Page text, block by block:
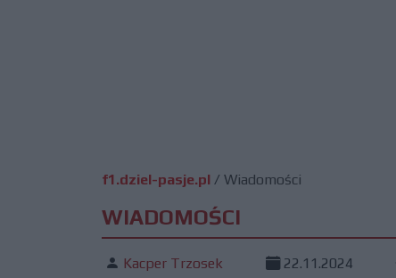
f1.dziel-pasje.pl / Wiadomości
WIADOMOŚCI
Kacper Trzosek 22.11.2024